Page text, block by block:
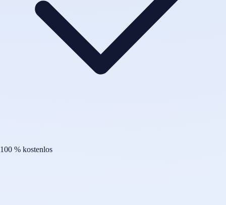
100 % kostenlos